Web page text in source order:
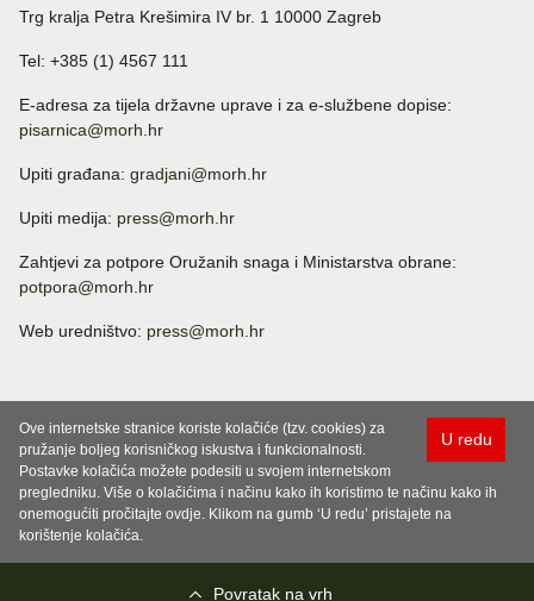
Trg kralja Petra Krešimira IV br. 1 10000 Zagreb
Tel: +385 (1) 4567 111
E-adresa za tijela državne uprave i za e-službene dopise:
pisarnica@morh.hr
Upiti građana: gradjani@morh.hr
Upiti medija: press@morh.hr
Zahtjevi za potpore Oružanih snaga i Ministarstva obrane:
potpora@morh.hr
Web uredništvo: press@morh.hr
U redu
Ove internetske stranice koriste kolačiće (tzv. cookies) za
pružanje boljeg korisničkog iskustva i funkcionalnosti.
Postavke kolačića možete podesiti u svojem internetskom
pregledniku. Više o kolačićima i načinu kako ih koristimo te načinu kako ih
onemogućiti pročitajte ovdje. Klikom na gumb ‘U redu’ pristajete na
korištenje kolačića.
Povratak na vrh